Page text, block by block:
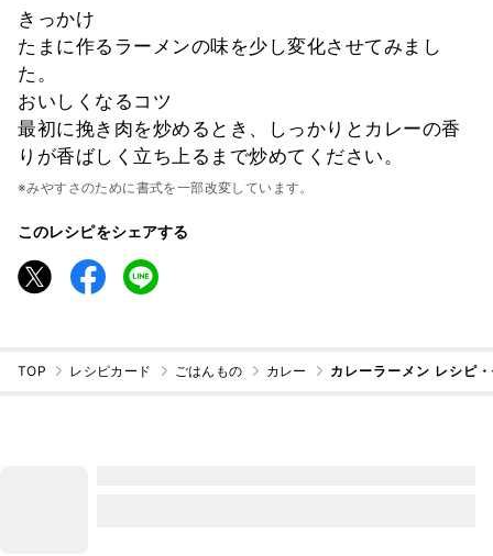
きっかけ
たまに作るラーメンの味を少し変化させてみまし
た。
おいしくなるコツ
最初に挽き肉を炒めるとき、しっかりとカレーの香
りが香ばしく立ち上るまで炒めてください。
※みやすさのために書式を一部改変しています。
このレシピをシェアする
TOP レシピカード ごはんもの カレー カレーラーメン レシピ